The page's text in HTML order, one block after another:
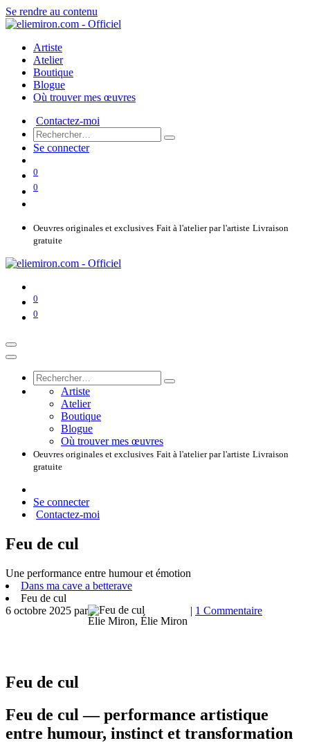
Se rendre au contenu
Artiste
Atelier
Boutique
Blogue
Où trouver mes œuvres
Contactez-moi
Se connecter
0
0
Oeuvres originales et exclusives Fait à l'atelier par l'artiste Livraison
gratuite
0
0
Artiste
Atelier
Boutique
Blogue
Où trouver mes œuvres
Oeuvres originales et exclusives Fait à l'atelier par l'artiste Livraison
gratuite
Se connecter
Contactez-moi
Feu de cul
Une performance entre humour et émotion
Dans ma cave a betterave
Feu de cul
6 octobre 2025 par
Élie Miron, Élie Miron
| 1 Commentaire
Feu de cul
Feu de cul — performance artistique
entre humour, instinct et transformation